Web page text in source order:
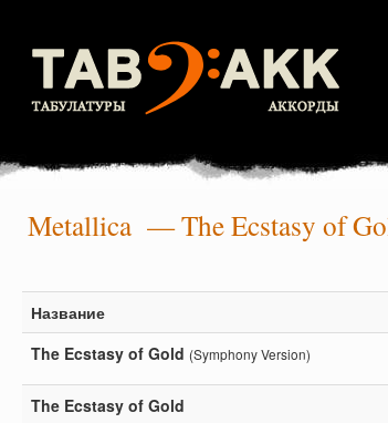
Metallica — The Ecstasy of
Название
The Ecstasy of Gold (Symphony Version)
The Ecstasy of Gold